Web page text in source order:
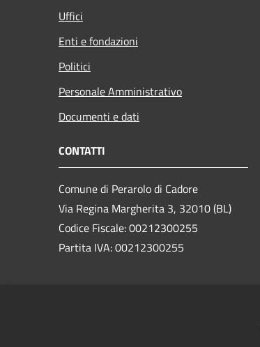
Uffici
Enti e fondazioni
Politici
Personale Amministrativo
Documenti e dati
CONTATTI
Comune di Perarolo di Cadore
Via Regina Margherita 3, 32010 (BL)
Codice Fiscale: 00212300255
Partita IVA: 00212300255